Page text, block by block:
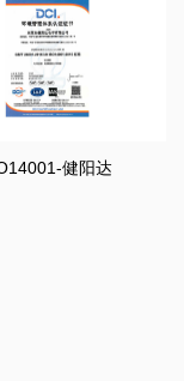
健阳达